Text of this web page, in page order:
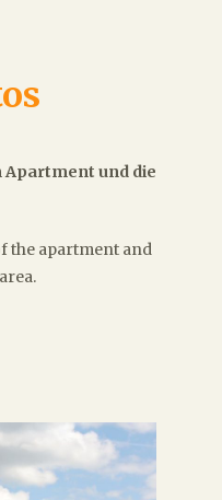
Apartment und die
the apartment and